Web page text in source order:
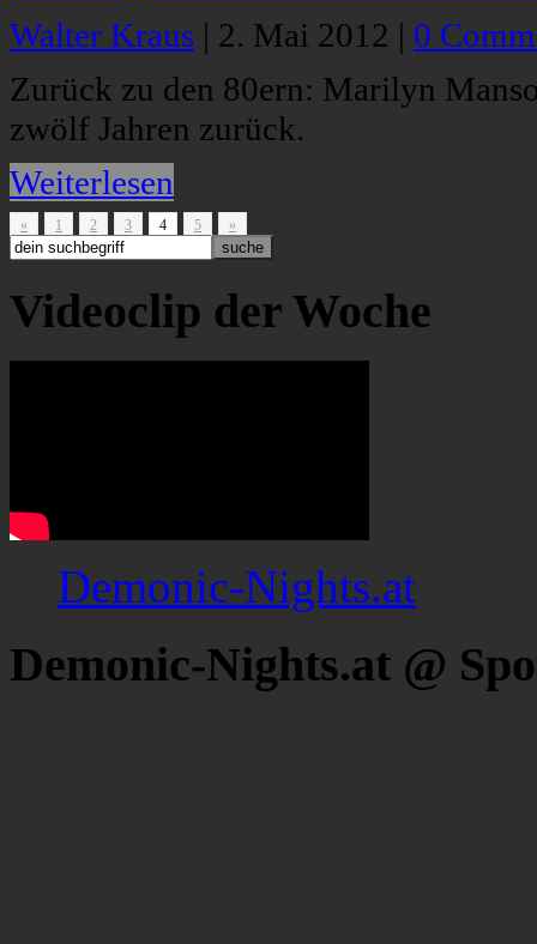
Walter Kraus | 2. Mai 2012 | 0
Zurück zu den 80ern: Marilyn
zwölf Jahren zurück.
Weiterlesen
« 1 2 3 4 5 »
Videoclip der Woche
Demonic-Nights.at
Demonic-Nights.at @